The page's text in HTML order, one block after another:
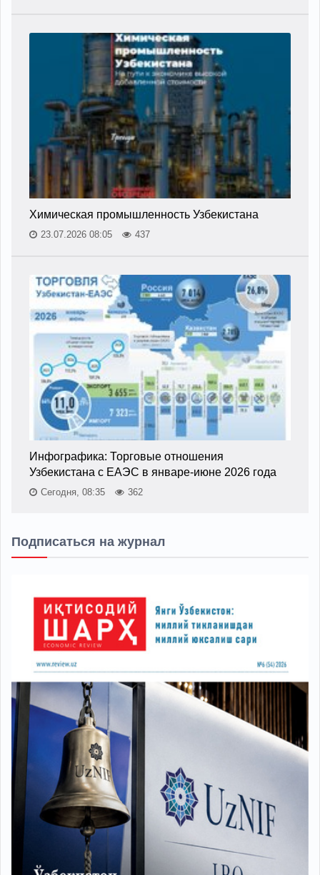
Химическая промышленность Узбекистана
23.07.2026 08:05 437
Инфографика: Торговые отношения
Узбекистана с ЕАЭС в январе-июне 2026 года
Сегодня, 08:35 362
Подписаться на журнал